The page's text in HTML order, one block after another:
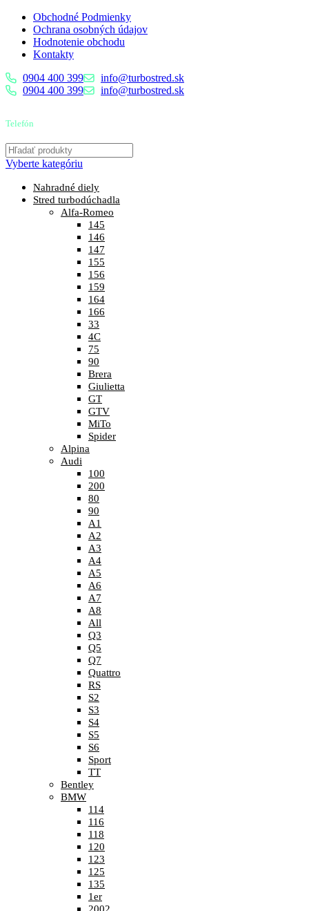
Obchodné Podmienky
Ochrana osobných údajov
Hodnotenie obchodu
Kontakty
0904 400 399
info@turbostred.sk
0904 400 399
info@turbostred.sk
Telefón
Vyberte kategóriu
Nahradné diely
Stred turbodúchadla
Alfa-Romeo
145
146
147
155
156
159
164
166
33
4C
75
90
Brera
Giulietta
GT
GTV
MiTo
Spider
Alpina
Audi
100
200
80
90
A1
A2
A3
A4
A5
A6
A7
A8
All
Q3
Q5
Q7
Quattro
RS
S2
S3
S4
S5
S6
Sport
TT
Bentley
BMW
114
116
118
120
123
125
135
1er